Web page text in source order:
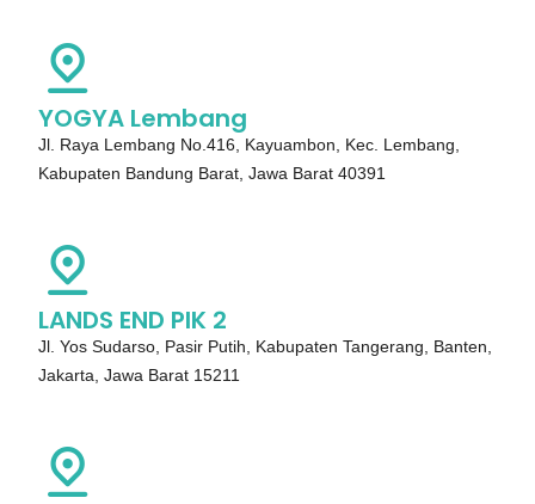
YOGYA Lembang
Jl. Raya Lembang No.416, Kayuambon, Kec. Lembang,
Kabupaten Bandung Barat, Jawa Barat 40391
LANDS END PIK 2
Jl. Yos Sudarso, Pasir Putih, Kabupaten Tangerang, Banten,
Jakarta, Jawa Barat 15211